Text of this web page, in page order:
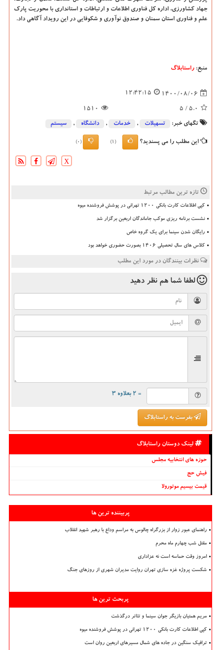
جهاد کشاورزی، اداره کل فناوری اطلاعات و ارتباطات و استانداری با محوریت پارک
علم و فناوری استان سمنان و صندوق نوآوری و شکوفایی در این رویداد آگاهی داد.
منبع: راستابلاگ
1400/08/06
12:42:15
5.0
/ 5
1510
تگهای خبر: تسهیلات , خدمات , دانشگاه‌ , سیستم
این مطلب را می پسندید؟ (1)
(0)
X
تازه ترین مطالب مرتبط
کپی اطلاعات کارت بانکی ۱۲۰۰ تهرانی در پوشش فروشنده میوه
نشست برنامه ریزی موکب جاماندگان اربعین برگزار شد
رایگان شدن سینما برای یک گروه خاص
کلاس های سال تحصیلی ۱۴۰۶ بصورت حضوری خواهد بود
نظرات بینندگان در مورد این مطلب
لطفا شما هم نظر دهید
= ۲ بعلاوه ۳
بفرست به راستابلاگ
لینک دوستان راستابلاگ
حوزه های انتخابیه مجلس
فیش حج
قیمت بیسیم موتورولا
پربیننده ترین ها
راهنمای عبور زوار از بزرگراه چالوس به مراسم وداع با رهبر شهید انقلاب
مقتل شب چهارم ماه محرم
امروز وقت حماسه است نه عزاداری
شکست پروژه غزه سازی تهران روایت مدیران شهری از روزهای جنگ
پربحث ترین ها
مریم همتیان بازیگر جوان سینما و تئاتر درگذشت
کپی اطلاعات کارت بانکی ۱۲۰۰ تهرانی در پوشش فروشنده میوه
ترافیک سنگین در جاده های شمال مسیرهای اربعین روان است